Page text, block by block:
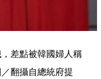
差點被韓國婦人稱
翻攝自總統府提